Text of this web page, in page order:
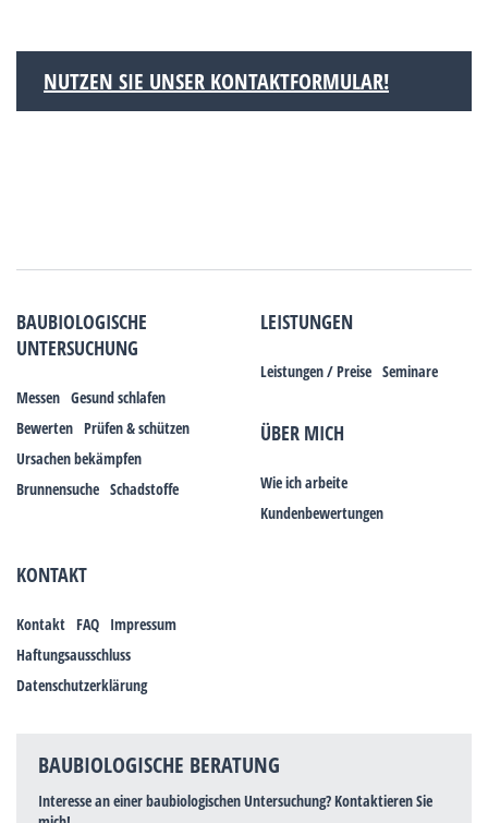
NUTZEN SIE UNSER KONTAKTFORMULAR!
BAUBIOLOGISCHE
UNTERSUCHUNG
Messen Gesund schlafen
Bewerten Prüfen & schützen
Ursachen bekämpfen
Brunnensuche Schadstoffe
LEISTUNGEN
Leistungen / Preise Seminare
ÜBER MICH
Wie ich arbeite
Kundenbewertungen
KONTAKT
Kontakt FAQ Impressum
Haftungsausschluss
Datenschutzerklärung
BAUBIOLOGISCHE BERATUNG
Interesse an einer baubiologischen Untersuchung? Kontaktieren Sie